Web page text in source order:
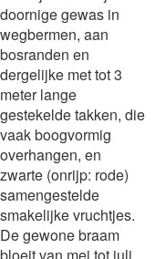
doornige gewas in
wegbermen, aan
bosranden en
dergelijke met tot 3
meter lange
gestekelde takken, die
vaak boogvormig
overhangen, en
zwarte (onrijp: rode)
samengestelde
smakelijke vruchtjes.
De gewone braam